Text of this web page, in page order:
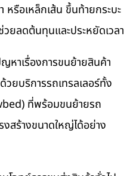
รือเหล็กเส้น ขึ้นท้ายกระบะ
ยลดต้นทุนและประหยัดเวลา
าเรื่องการขนย้ายสินค้า
ยบริการรถเทรลเลอร์ทั้ง
ที่พร้อมขนย้ายรถ
สร้างขนาดใหญ่ได้อย่าง